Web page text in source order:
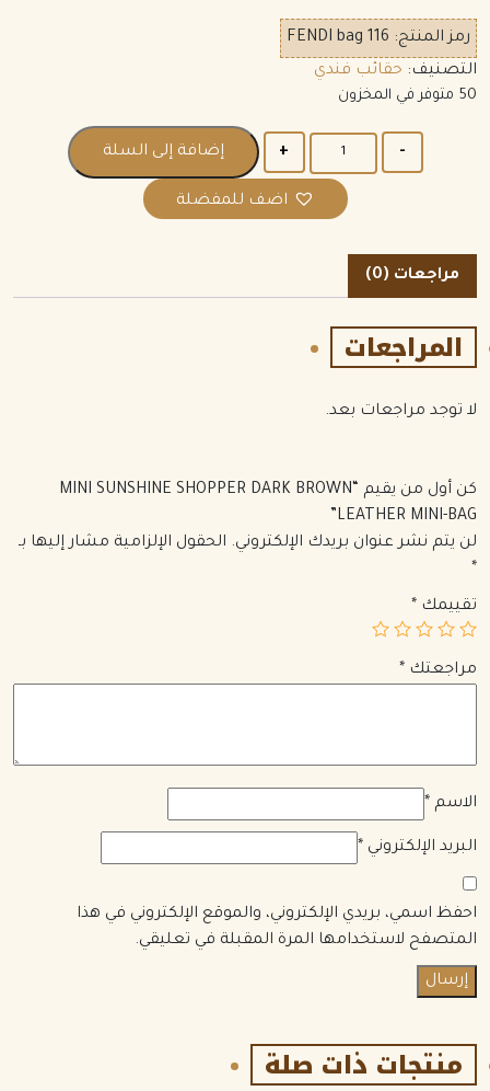
رمز المنتج: FENDI bag 116
التصنيف: حقائب فندي
50 متوفر في المخزون
إضافة إلى السلة
اضف للمفضلة
مراجعات (0)
المراجعات
لا توجد مراجعات بعد.
كن أول من يقيم “MINI SUNSHINE SHOPPER DARK BROWN
LEATHER MINI-BAG”
لن يتم نشر عنوان بريدك الإلكتروني. الحقول الإلزامية مشار إليها بـ
*
تقييمك *
مراجعتك *
الاسم *
البريد الإلكتروني *
احفظ اسمي، بريدي الإلكتروني، والموقع الإلكتروني في هذا
المتصفح لاستخدامها المرة المقبلة في تعليقي.
منتجات ذات صلة